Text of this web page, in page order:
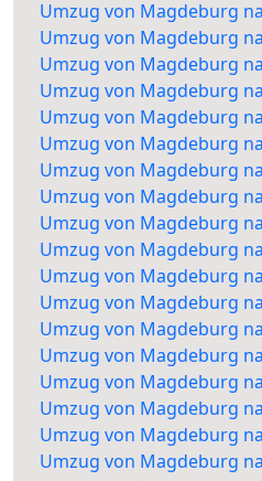
Umzug von Magdeburg
Umzug von Magdeburg
Umzug von Magdeburg
Umzug von Magdeburg
Umzug von Magdeburg
Umzug von Magdeburg
Umzug von Magdeburg
Umzug von Magdeburg
Umzug von Magdeburg
Umzug von Magdeburg
Umzug von Magdeburg
Umzug von Magdeburg
Umzug von Magdeburg
Umzug von Magdeburg
Umzug von Magdeburg
Umzug von Magdeburg
Umzug von Magdeburg
Umzug von Magdeburg